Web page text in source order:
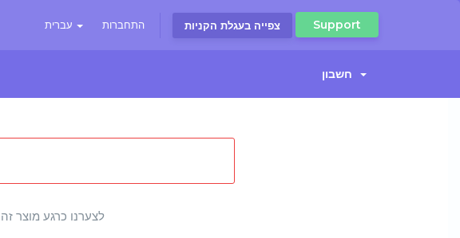
התחברות צפייה בעגלת הקניות Support
לצערנו כרגע מוצר